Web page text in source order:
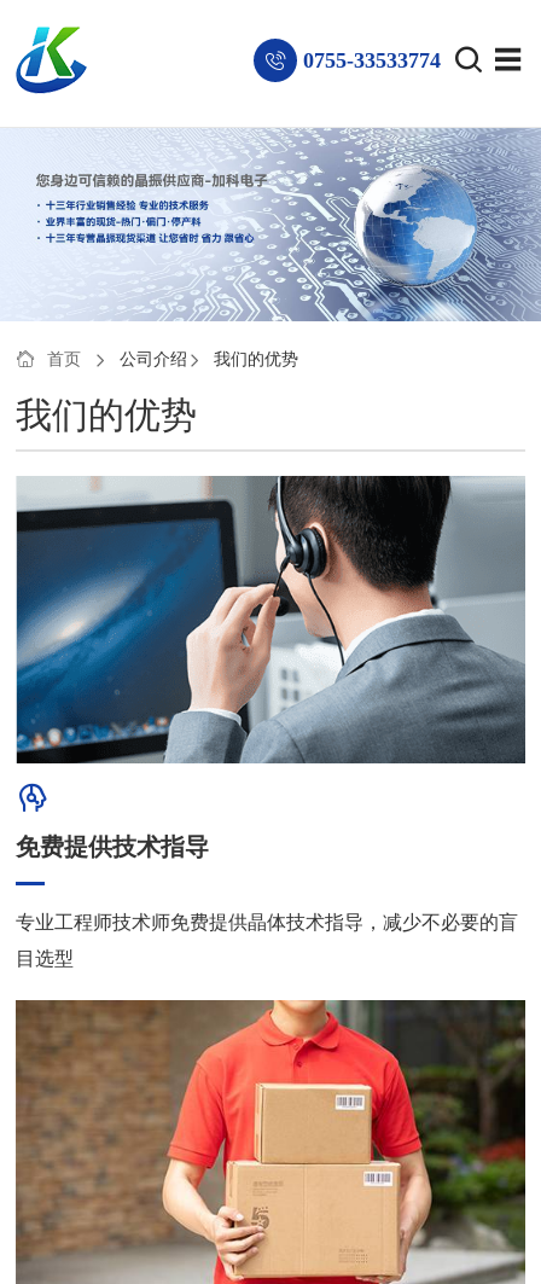
0755-33533774
首页 公司介绍 我们的优势
我们的优势
免费提供技术指导
专业工程师技术师免费提供晶体技术指导，减少不必要的盲
目选型